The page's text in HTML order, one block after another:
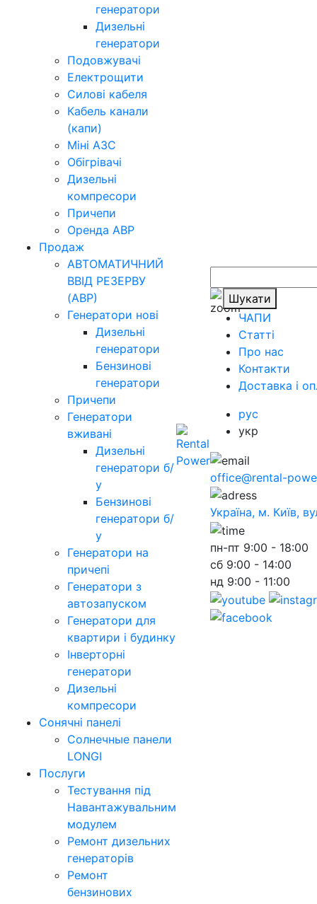
генератори
Дизельні
генератори
Подовжувачі
Електрощити
Силові кабеля
Кабель канали
(капи)
Міні АЗС
Обігрівачі
Дизельні
компресори
Причепи
Оренда АВР
Продаж
АВТОМАТИЧНИЙ
ВВІД РЕЗЕРВУ
(АВР)
Генератори нові
Дизельні
генератори
Бензинові
генератори
Причепи
Генератори
вживані
Дизельні
генератори б/
у
Бензинові
генератори б/
у
Генератори на
причепі
Генератори з
автозапуском
Генератори для
квартири і будинку
Інверторні
генератори
Дизельні
компресори
Сонячні панелі
Солнечные панели
LONGI
Послуги
Тестування під
Навантажувальним
модулем
Ремонт дизельних
генераторів
Ремонт
бензинових
Шукати
ЧАПИ
Статті
Про нас
Контакти
Доставка і
рус
укр
office@rental-
Україна, м. Київ,
пн-пт 9:00 - 18:00
сб 9:00 - 14:00
нд 9:00 - 11:00